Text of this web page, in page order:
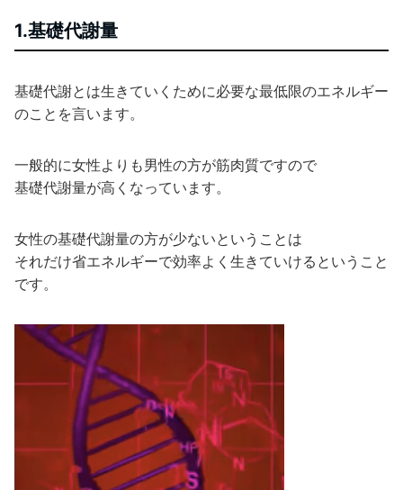
1.基礎代謝量
基礎代謝とは生きていくために必要な最低限のエネルギー
のことを言います。
一般的に女性よりも男性の方が筋肉質ですので
基礎代謝量が高くなっています。
女性の基礎代謝量の方が少ないということは
それだけ省エネルギーで効率よく生きていけるということ
です。